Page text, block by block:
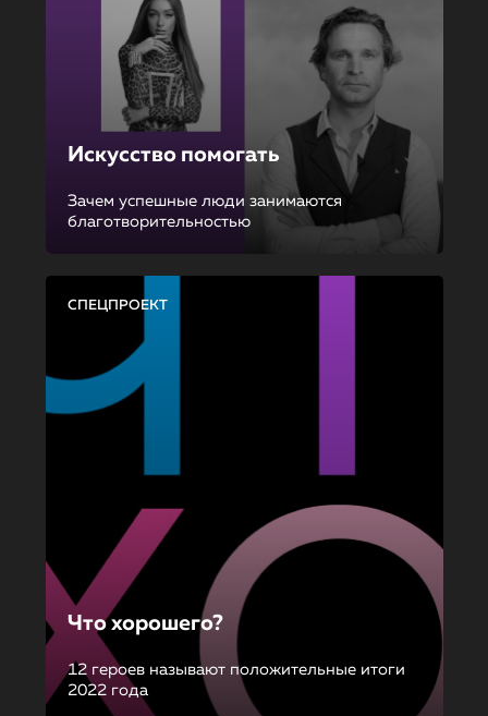
Искусство помогать
Зачем успешные люди занимаются
благотворительностью
СПЕЦПРОЕКТ
Что хорошего?
12 героев называют положительные итоги
2022 года